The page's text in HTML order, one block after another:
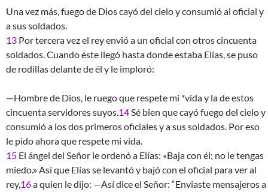
Una vez más, fuego de Dios cayó del cielo y consumió al oficial y
a sus soldados.
13 Por tercera vez el rey envió a un oficial con otros cincuenta
soldados. Cuando éste llegó hasta donde estaba Elías, se puso
de rodillas delante de él y le imploró:
—Hombre de Dios, le ruego que respete mi *vida y la de estos
cincuenta servidores suyos.14Sé bien que cayó fuego del cielo y
consumió a los dos primeros oficiales y a sus soldados. Por eso
le pido ahora que respete mi vida.
15 El ángel del Señor le ordenó a Elías: «Baja con él; no le tengas
miedo.» Así que Elías se levantó y bajó con el oficial para ver al
rey,16a quien le dijo: —Así dice el Señor: “Enviaste mensajeros a